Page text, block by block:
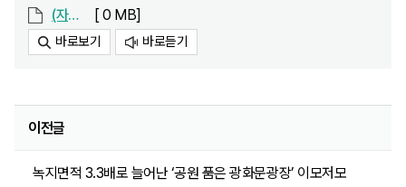
(자료제공)베일 벗는 새 광화문광장… 6일 저녁 개막식 「광화문광장 빛모락(樂)」.hwp [ 0 MB]
바로보기 바로듣기
이전글
녹지면적 3.3배로 늘어난 ‘공원 품은 광화문광장’ 이모저모